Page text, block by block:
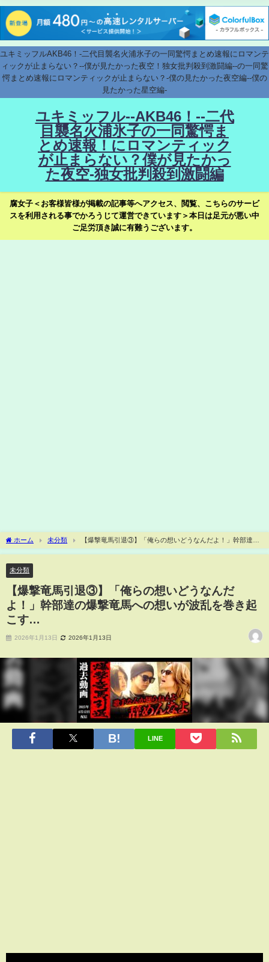
ユキミッフルAKB46！-二代目襲名火浦氷子の一同驚愕まとめ速報にロマンテ
ィックが止まらない？--僕が見たかった夜空！独女批判殺到激闘編--の一同驚
愕まとめ速報にロマンティックが止まらない？-僕の見たかった夜空編--僕の
見たかった星空編-
ユキミッフル--AKB46！--二代
目襲名火浦氷子の一同驚愕ま
とめ速報！にロマンティック
が止まらない？僕が見たかっ
た夜空-独女批判殺到激闘編
腐女子＜お客様皆様が掲載の記事等へアクセス、閲覧、こちらのサービ
スを利用される事でかろうじて運営できています＞本日は足元が悪い中
ご足労頂き誠に有難うございます。
ホーム 未分類
【爆撃竜馬引退③】「俺らの想いどうなんだよ！」幹部達の
爆撃竜馬への想いが波乱を巻き起こす…
未分類
【爆撃竜馬引退③】「俺らの想いどうなんだ
よ！」幹部達の爆撃竜馬への想いが波乱を巻き起
こす…
2026年1月13日 2026年1月13日
LINE